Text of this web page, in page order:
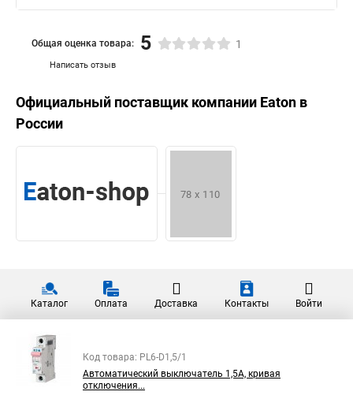
Написать отзыв
Общая оценка товара: 5 1
Официальный поставщик компании Eaton в
России
Каталог Оплата Доставка Контакты Войти
Код товара: PL6-D1,5/1
Автоматический выключатель 1,5А, кривая
отключения...